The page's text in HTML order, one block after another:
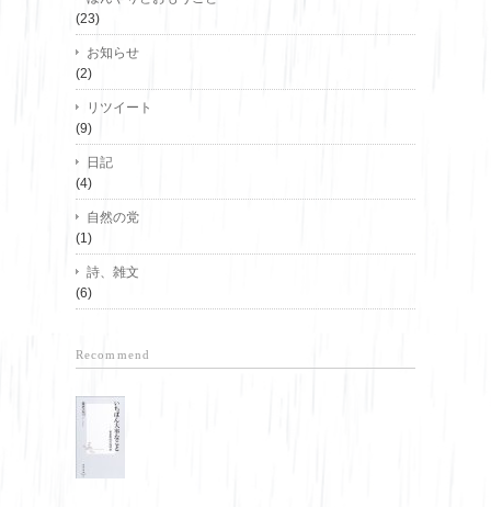
(23)
お知らせ
(2)
リツイート
(9)
日記
(4)
自然の党
(1)
詩、雑文
(6)
Recommend